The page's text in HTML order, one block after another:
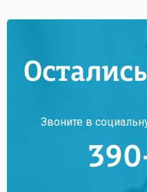
Звоните в